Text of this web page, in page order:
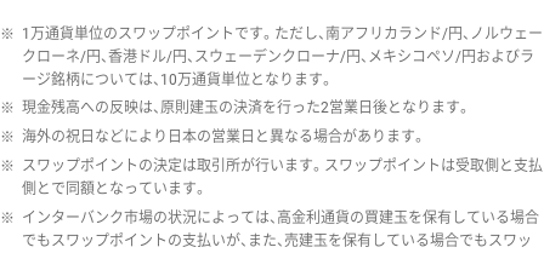
※ 1万通貨単位のスワップポイントです。ただし、南アフリカランド/円、ノルウェー
クローネ/円、香港ドル/円、スウェーデンクローナ/円、メキシコペソ/円およびラ
ージ銘柄については、10万通貨単位となります。
※ 現金残高への反映は、原則建玉の決済を行った2営業日後となります。
※ 海外の祝日などにより日本の営業日と異なる場合があります。
※ スワップポイントの決定は取引所が行います。スワップポイントは受取側と支払
側とで同額となっています。
※ インターバンク市場の状況によっては、高金利通貨の買建玉を保有している場合
でもスワップポイントの支払いが、また、売建玉を保有している場合でもスワッ